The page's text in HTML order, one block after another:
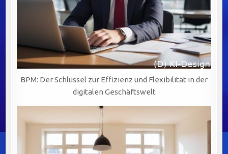
BPM: Der Schlüssel zur Effizienz und Flexibilität in der
digitalen Geschäftswelt